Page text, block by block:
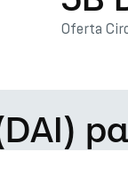
Oferta